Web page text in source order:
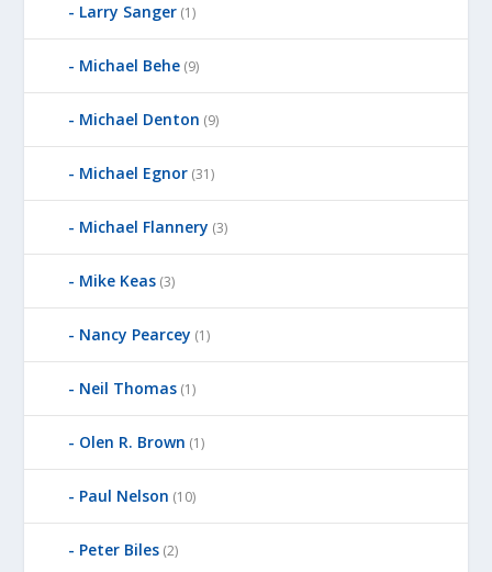
Larry Sanger (1)
Michael Behe (9)
Michael Denton (9)
Michael Egnor (31)
Michael Flannery (3)
Mike Keas (3)
Nancy Pearcey (1)
Neil Thomas (1)
Olen R. Brown (1)
Paul Nelson (10)
Peter Biles (2)